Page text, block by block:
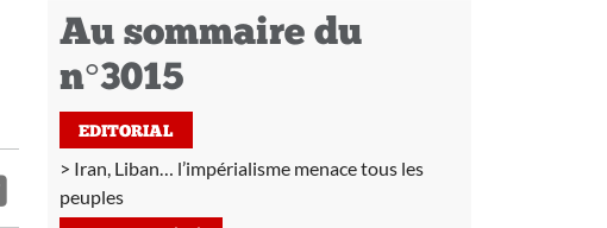
Au sommaire du
n°3015
EDITORIAL
Iran, Liban… l’impérialisme menace tous les
peuples